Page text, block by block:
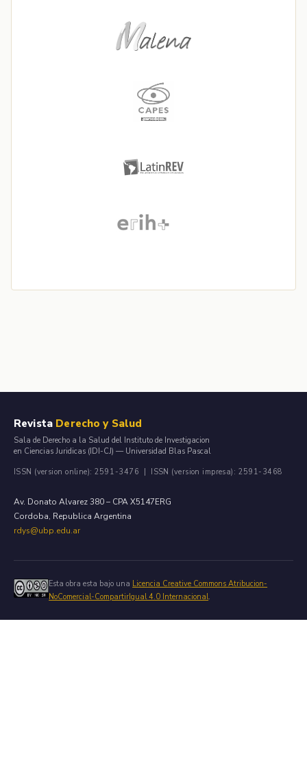
Revista Derecho y Salud
Sala de Derecho a la Salud del Instituto de Investigacion
en Ciencias Juridicas (IDI-CJ) — Universidad Blas Pascal
ISSN (version online): 2591-3476 | ISSN (version impresa): 2591-3468
Av. Donato Alvarez 380 – CPA X5147ERG
Cordoba, Republica Argentina
rdys@ubp.edu.ar
Esta obra esta bajo una Licencia Creative Commons Atribucion-
NoComercial-CompartirIgual 4.0 Internacional.